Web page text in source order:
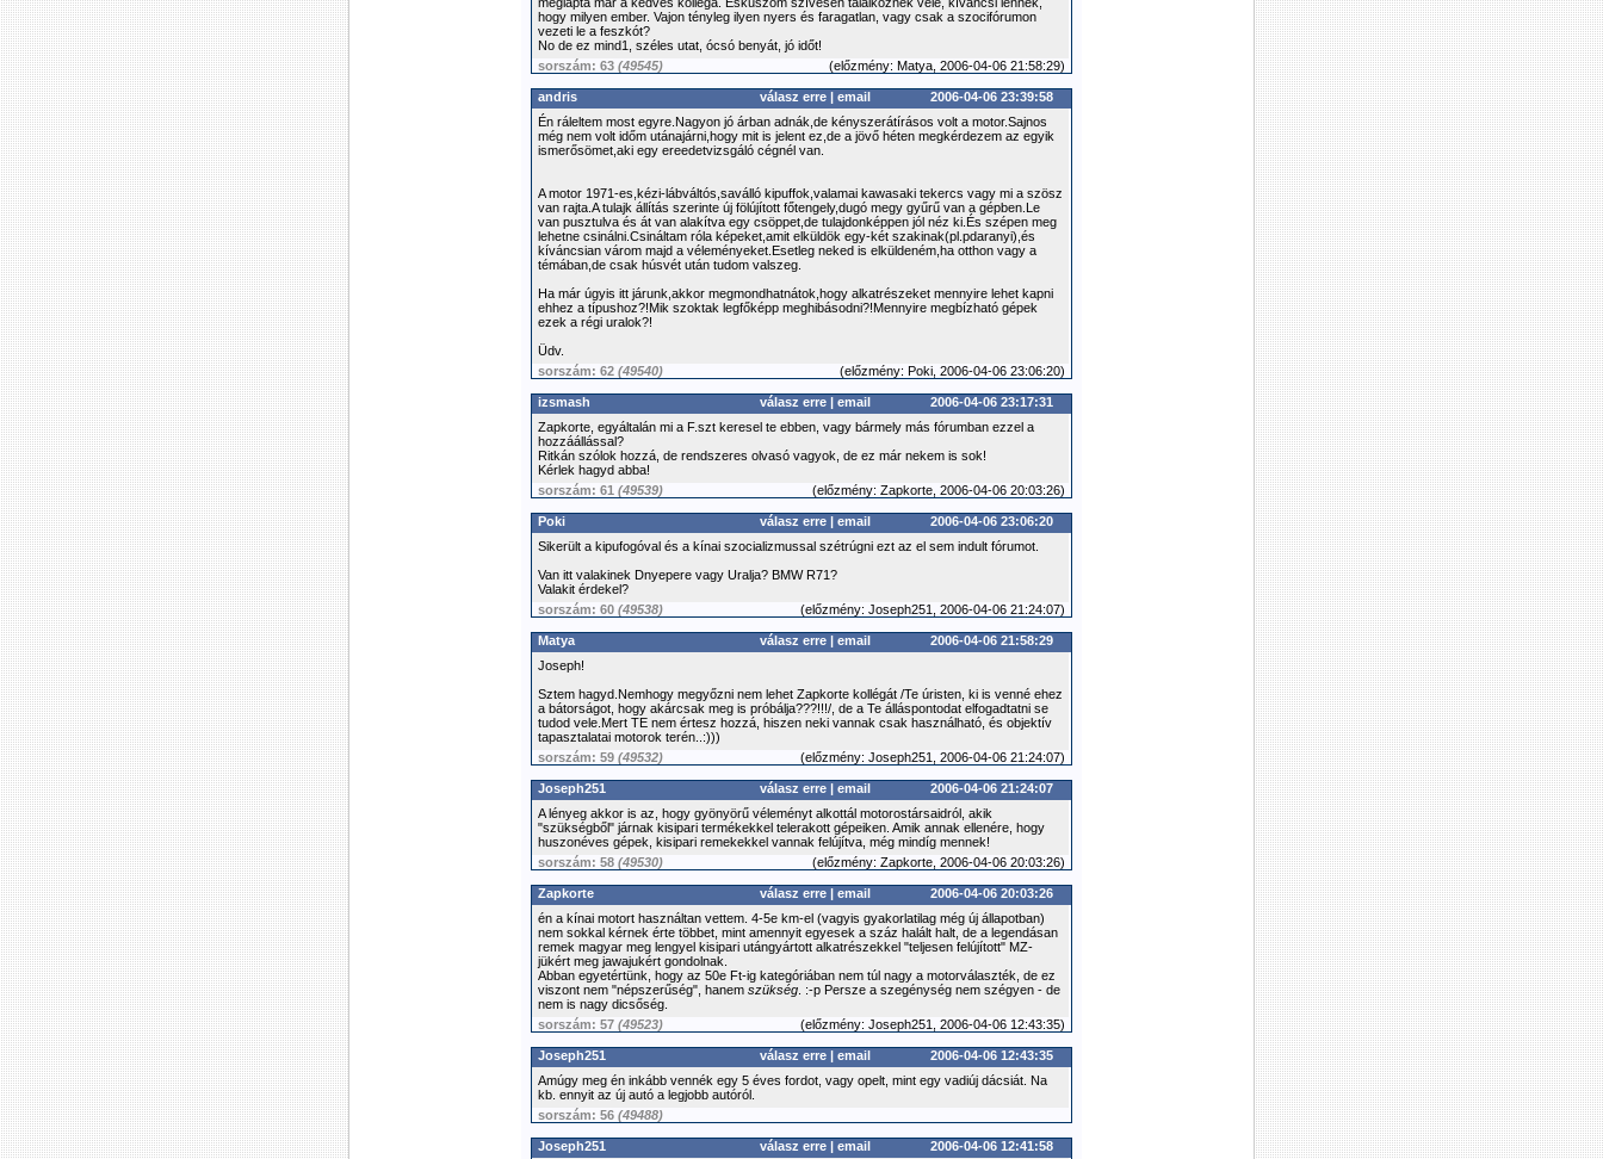
hogy milyen ember. Vajon tényleg ilyen nyers és faragatlan, vagy csak a szocifórumon
vezeti le a feszkót?
No de ez mind1, széles utat, ócsó benyát, jó időt!
sorszám: 63 (49545) (előzmény: Matya, 2006-04-06 21:58:29)
andris válasz erre | email
2006-04-06 23:39:58
Én ráleltem most egyre.Nagyon jó árban adnák,de kényszerátírásos volt a motor.Sajnos
még nem volt időm utánajárni,hogy mit is jelent ez,de a jövő héten megkérdezem az egyik
ismerősömet,aki egy ereedetvizsgáló cégnél van.
A motor 1971-es,kézi-lábváltós,saválló kipuffok,valamai kawasaki tekercs vagy mi a szösz
van rajta.A tulajk állítás szerinte új fölújított főtengely,dugó megy gyűrű van a gépben.Le
van pusztulva és át van alakítva egy csöppet,de tulajdonképpen jól néz ki.És szépen meg
lehetne csinálni.Csináltam róla képeket,amit elküldök egy-két szakinak(pl.pdaranyi),és
kíváncsian várom majd a véleményeket.Esetleg neked is elküldeném,ha otthon vagy a
témában,de csak húsvét után tudom valszeg.
Ha már úgyis itt járunk,akkor megmondhatnátok,hogy alkatrészeket mennyire lehet kapni
ehhez a típushoz?!Mik szoktak legfőképp meghibásodni?!Mennyire megbízható gépek
ezek a régi uralok?!
Üdv.
sorszám: 62 (49540) (előzmény: Poki, 2006-04-06 23:06:20)
izsmash válasz erre | email
2006-04-06 23:17:31
Zapkorte, egyáltalán mi a F.szt keresel te ebben, vagy bármely más fórumban ezzel a
hozzáállással?
Ritkán szólok hozzá, de rendszeres olvasó vagyok, de ez már nekem is sok!
Kérlek hagyd abba!
sorszám: 61 (49539) (előzmény: Zapkorte, 2006-04-06 20:03:26)
Poki válasz erre | email
2006-04-06 23:06:20
Sikerült a kipufogóval és a kínai szocializmussal szétrúgni ezt az el sem indult fórumot.
Van itt valakinek Dnyepere vagy Uralja? BMW R71?
Valakit érdekel?
sorszám: 60 (49538) (előzmény: Joseph251, 2006-04-06 21:24:07)
Matya válasz erre | email
2006-04-06 21:58:29
Joseph!
Sztem hagyd.Nemhogy megyőzni nem lehet Zapkorte kollégát /Te úristen, ki is venné ehez
a bátorságot, hogy akárcsak meg is próbálja???!!!/, de a Te álláspontodat elfogadtatni se
tudod vele.Mert TE nem értesz hozzá, hiszen neki vannak csak használható, és objektív
tapasztalatai motorok terén..:)))
sorszám: 59 (49532) (előzmény: Joseph251, 2006-04-06 21:24:07)
Joseph251 válasz erre | email
2006-04-06 21:24:07
A lényeg akkor is az, hogy gyönyörű véleményt alkottál motorostársaidról, akik
"szükségből" járnak kisipari termékekkel telerakott gépeiken. Amik annak ellenére, hogy
huszonéves gépek, kisipari remekekkel vannak felújítva, még mindíg mennek!
sorszám: 58 (49530) (előzmény: Zapkorte, 2006-04-06 20:03:26)
Zapkorte válasz erre | email
2006-04-06 20:03:26
én a kínai motort használtan vettem. 4-5e km-el (vagyis gyakorlatilag még új állapotban)
nem sokkal kérnek érte többet, mint amennyit egyesek a száz halált halt, de a legendásan
remek magyar meg lengyel kisipari utángyártott alkatrészekkel "teljesen felújított" MZ-
jükért meg jawajukért gondolnak.
Abban egyetértünk, hogy az 50e Ft-ig kategóriában nem túl nagy a motorválaszték, de ez
viszont nem "népszerűség", hanem szükség . :-p Persze a szegénység nem szégyen - de
nem is nagy dicsőség.
sorszám: 57 (49523) (előzmény: Joseph251, 2006-04-06 12:43:35)
Joseph251 válasz erre | email
2006-04-06 12:43:35
Amúgy meg én inkább vennék egy 5 éves fordot, vagy opelt, mint egy vadiúj dácsiát. Na
kb. ennyit az új autó a legjobb autóról.
sorszám: 56 (49488)
Joseph251 válasz erre | email
2006-04-06 12:41:58